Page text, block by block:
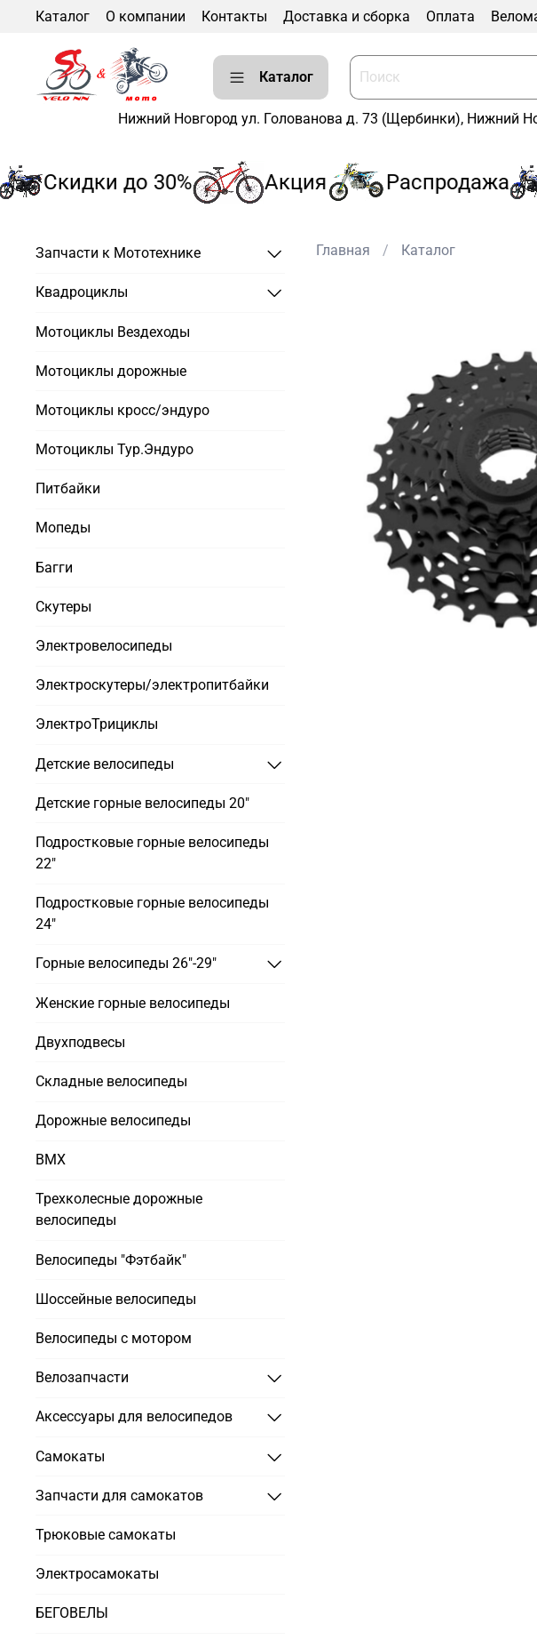
Каталог О компании Контакты Доставка и сборка Оплата
Каталог
Нижний Новгород ул. Голованова д. 73 (Щербинки), Нижний
Скидки до 30% Акция Распродажа
Главная Каталог
Запчасти к Мототехнике
Квадроциклы
Мотоциклы Вездеходы
Мотоциклы дорожные
Мотоциклы кросс/эндуро
Мотоциклы Тур.Эндуро
Питбайки
Мопеды
Багги
Скутеры
Электровелосипеды
Электроскутеры/электропитбайки
ЭлектроТрициклы
Детские велосипеды
Детские горные велосипеды 20"
Подростковые горные велосипеды
22"
Подростковые горные велосипеды
24"
Горные велосипеды 26"-29"
Женские горные велосипеды
Двухподвесы
Складные велосипеды
Дорожные велосипеды
BMX
Трехколесные дорожные
велосипеды
Велосипеды "Фэтбайк"
Шоссейные велосипеды
Велосипеды с мотором
Велозапчасти
Аксессуары для велосипедов
Самокаты
Запчасти для самокатов
Трюковые самокаты
Электросамокаты
БЕГОВЕЛЫ